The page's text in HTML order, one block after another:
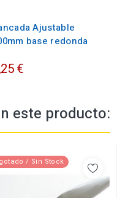
Ajustable
base redonda
€
este producto:
/ Sin Stock